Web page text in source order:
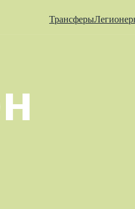
Трансферы